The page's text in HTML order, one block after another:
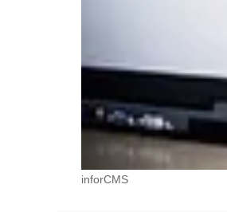
inforCMS